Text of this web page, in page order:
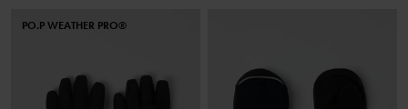
PO.P WEATHER PRO®